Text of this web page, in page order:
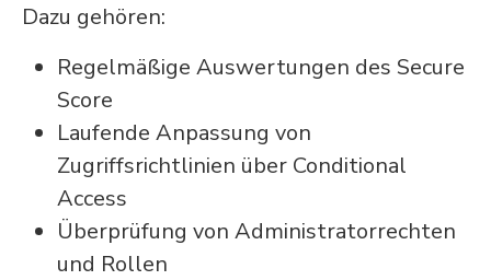
Dazu gehören:
Regelmäßige Auswertungen des Secure
Score
Laufende Anpassung von
Zugriffsrichtlinien über Conditional
Access
Überprüfung von Administratorrechten
und Rollen